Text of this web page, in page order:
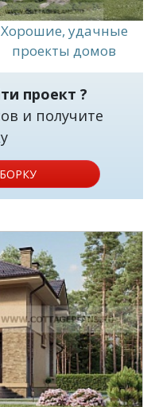
Хорошие, удачные
проекты домов
проект ?
и получите